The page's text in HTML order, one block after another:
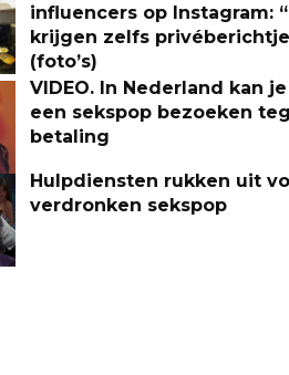
influencers op Instagram:
krijgen zelfs
(foto’s)
VIDEO. In Nederland kan
een sekspop bezoeken
betaling
Hulpdiensten rukken uit
verdronken sekspop